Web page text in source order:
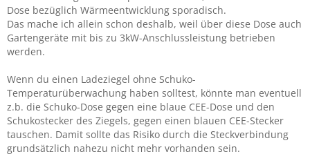
Dose bezüglich Wärmeentwicklung sporadisch.
Das mache ich allein schon deshalb, weil über diese Dose auch
Gartengeräte mit bis zu 3kW-Anschlussleistung betrieben
werden.
Wenn du einen Ladeziegel ohne Schuko-
Temperaturüberwachung haben solltest, könnte man eventuell
z.b. die Schuko-Dose gegen eine blaue CEE-Dose und den
Schukostecker des Ziegels, gegen einen blauen CEE-Stecker
tauschen. Damit sollte das Risiko durch die Steckverbindung
grundsätzlich nahezu nicht mehr vorhanden sein.